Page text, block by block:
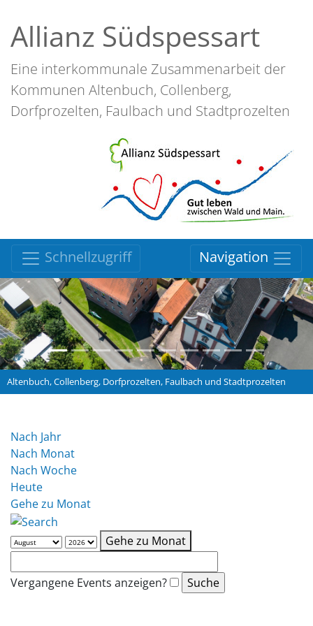
Allianz Südspessart
Eine interkommunale Zusammenarbeit der
Kommunen Altenbuch, Collenberg,
Dorfprozelten, Faulbach und Stadtprozelten
Schnellzugriff Navigation
Altenbuch, Collenberg, Dorfprozelten, Faulbach und Stadtprozelten
Nach Jahr
Nach Monat
Nach Woche
Heute
Gehe zu Monat
Gehe zu Monat
Vergangene Events anzeigen?